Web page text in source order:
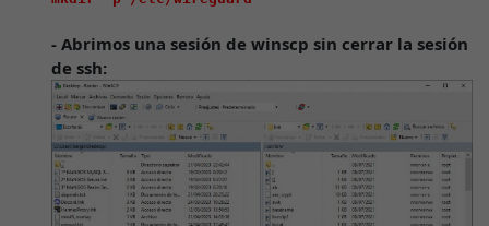
- Abrimos una sesión de winscp sin cerrar la sesión
de ssh: